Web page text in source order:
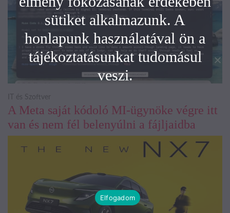
A Meta saját kódoló MI-ügynöke végre itt
van és nem fél belenyúlni a fájljaidba
IT és Szoftver
sütiket alkalmazunk. A
honlapunk használatával ön a
tájékoztatásunkat tudomásul
veszi.
Elfogadom